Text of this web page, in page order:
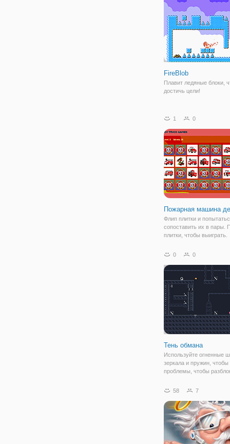
карабкаться по стенам
FireBlob
Плавит ледяные блоки,
достичь цели!
1 0
Пожарная машина
Флип плитки и
сопоставить их в пары.
плитки, чтобы выиграть.
качестве мало движется,
уровня. Используйте
нажмите или нажмите на
0 0
Тень обмана
Используйте огненные
зеркала и пружин,
проблемы, чтобы
58
7